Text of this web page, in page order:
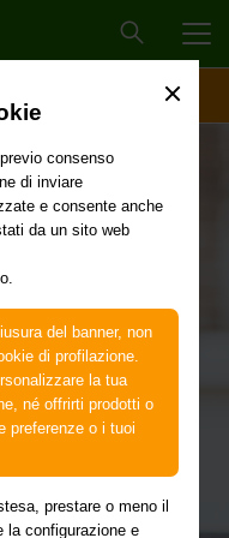
consenso
di inviare
e consente anche
da un sito web
del banner, non
di profilazione.
la tua
né offrirti prodotti o
preferenze o i tuoi
prestare o meno il
la configurazione e
ogni